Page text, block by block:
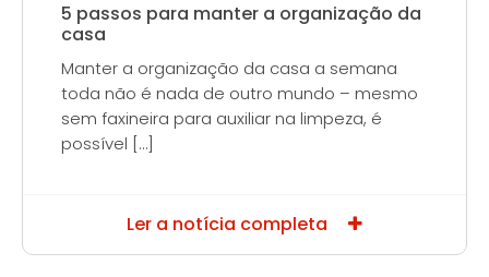
5 passos para manter a organização da
casa
Manter a organização da casa a semana
toda não é nada de outro mundo – mesmo
sem faxineira para auxiliar na limpeza, é
possível […]
Ler a notícia completa